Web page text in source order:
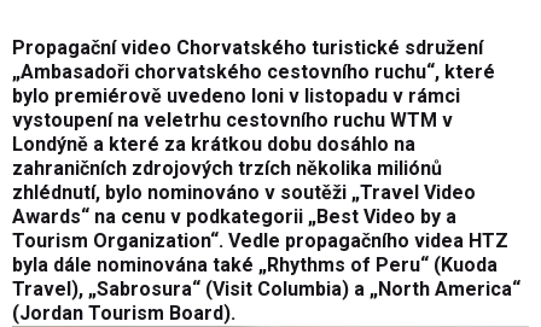
Propagační video Chorvatského turistické sdružení
„Ambasadoři chorvatského cestovního ruchu“, které
bylo premiérově uvedeno loni v listopadu v rámci
vystoupení na veletrhu cestovního ruchu WTM v
Londýně a které za krátkou dobu dosáhlo na
zahraničních zdrojových trzích několika miliónů
zhlédnutí, bylo nominováno v soutěži „Travel Video
Awards“ na cenu v podkategorii „Best Video by a
Tourism Organization“. Vedle propagačního videa HTZ
byla dále nominována také „Rhythms of Peru“ (Kuoda
Travel), „Sabrosura“ (Visit Columbia) a „North America“
(Jordan Tourism Board).